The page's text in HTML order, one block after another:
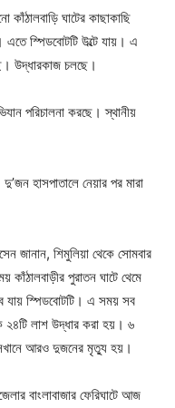
কাঁঠালবাড়ি ঘাটের কাছাকাছি
এতে স্পিডবোটটি উল্টে যায়। এ
উদ্ধারকাজ চলছে।
পরিচালনা করছে। স্থানীয়
হাসপাতালে নেয়ার পর মারা
জানান, শিমুলিয়া থেকে সোমবার
পুরাতন ঘাটে থেমে
যায় স্পিডবোটটি। এ সময় সব
২৪টি লাশ উদ্ধার করা হয়। ৬
আরও দুজনের মৃত্যু হয়।
বাংলাবাজার ফেরিঘাটে আজ